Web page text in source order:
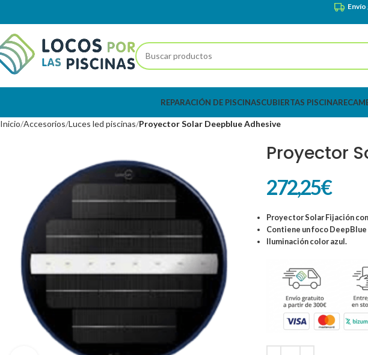
REPARACIÓN DE PISCINASCUBIERTAS PISCINA
Inicio Accesorios Luces led piscinas Proyector Solar Deepblue Adhesive
Proyector
272,25€
Proyector Solar Fijación
Contiene un foco
Iluminación color azul.